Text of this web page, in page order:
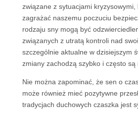
związane z sytuacjami kryzysowymi,
zagrażać naszemu poczuciu
rodzaju sny mogą być
związanych z utratą kontroli nad
szczególnie aktualne w dzisiejszym
zmiany zachodzą szybko i często są
Nie można zapominać, że sen o
może również mieć pozytywne
tradycjach duchowych czaszka jest